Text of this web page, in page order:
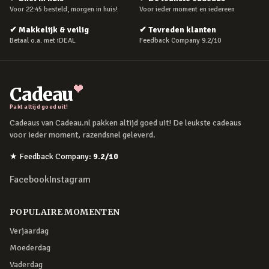
Voor 22:45 besteld, morgen in huis! Voor ieder moment en iedereen
✔ Makkelijk & veilig
Betaal o.a. met iDEAL
✔ Tevreden klanten
Feedback Company 9.2/10
Cadeau
Pakt altijd goed uit!
Cadeaus van Cadeau.nl pakken altijd goed uit! De leukste cadeaus
voor ieder moment, razendsnel geleverd.
★ Feedback Company: 9.2/10
FacebookInstagram
POPULAIRE MOMENTEN
Verjaardag
Moederdag
Vaderdag